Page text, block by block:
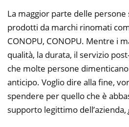
La maggior parte delle persone
prodotti da marchi rinomati
CONOPU, CONOPU. Mentre i
qualità, la durata, il servizio
che molte persone
anticipo. Voglio dire alla fine,
spendere per quello che è
supporto legittimo dell’azienda,